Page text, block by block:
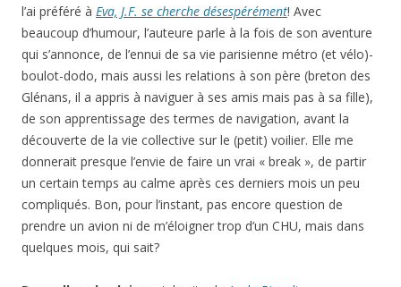
l’ai préféré à Eva, J.F. se cherche désespérément! Avec
beaucoup d’humour, l’auteure parle à la fois de son aventure
qui s’annonce, de l’ennui de sa vie parisienne métro (et vélo)-
boulot-dodo, mais aussi les relations à son père (breton des
Glénans, il a appris à naviguer à ses amis mais pas à sa fille),
de son apprentissage des termes de navigation, avant la
découverte de la vie collective sur le (petit) voilier. Elle me
donnerait presque l’envie de faire un vrai « break », de partir
un certain temps au calme après ces derniers mois un peu
compliqués. Bon, pour l’instant, pas encore question de
prendre un avion ni de m’éloigner trop d’un CHU, mais dans
quelques mois, qui sait?